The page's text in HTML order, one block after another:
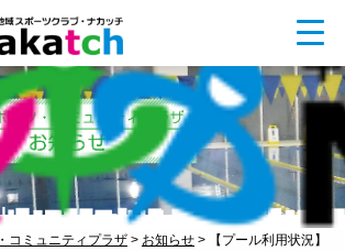
コミュニティプラザ> お知らせ>
【プール利用状況】